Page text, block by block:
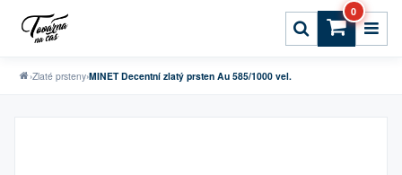
0
›Zlaté prsteny›MINET Decentní zlatý prsten Au 585/1000 vel.